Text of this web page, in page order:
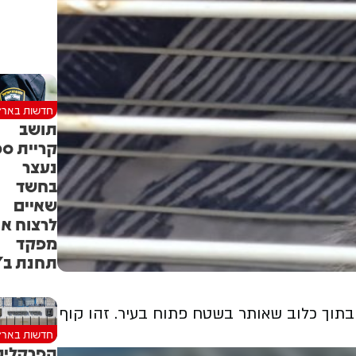
כלוב שאותר בשטח פתוח בעיר. זהו קוף
חדשות
תושב
קריית
נעצר
בחשד
שאיים
לרצוח
מפקד
תחנת
חדשות